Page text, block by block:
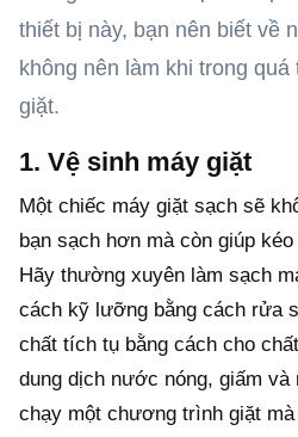
thiết bị này, bạn nên biết về
không nên làm khi trong
giặt.
1. Vệ sinh máy giặt
Một chiếc máy giặt sạch sẽ
bạn sạch hơn mà còn giúp
Hãy thường xuyên làm sạch
cách kỹ lưỡng bằng cách rửa
chất tích tụ bằng cách cho
dung dịch nước nóng, giấm và
chạy một chương trình giặt